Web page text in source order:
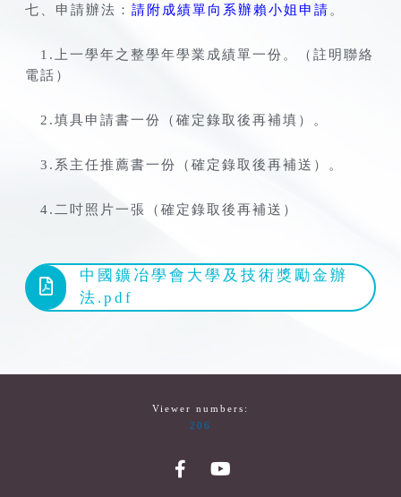
七、申請辦法： 請附成績單向系辦賴小姐申請。
1.上一學年之整學年學業成績單一份。（註明聯絡
電話）
2.填具申請書一份（確定錄取後再補填）。
3.系主任推薦書一份（確定錄取後再補送）。
4.二吋照片一張（確定錄取後再補送）
中國鑛冶學會大學及技術獎勵金辦
法.pdf
Viewer numbers:
206